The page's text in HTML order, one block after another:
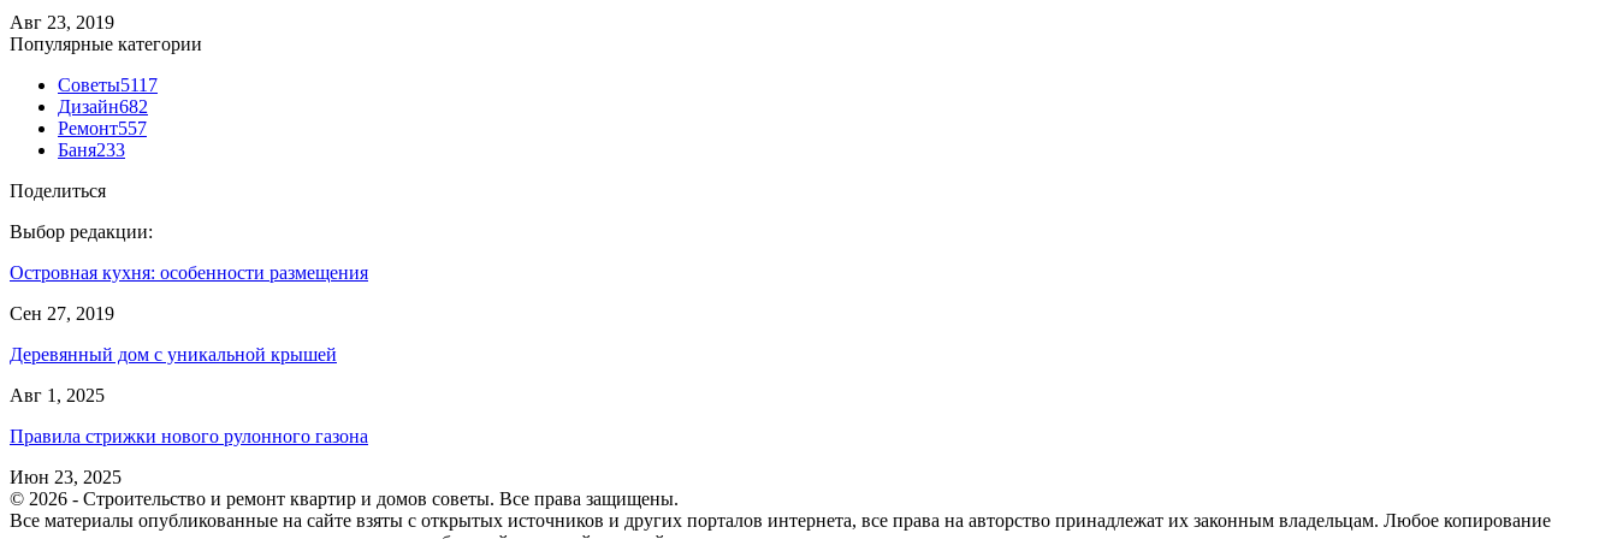
Авг 23, 2019
Популярные категории
Советы5117
Дизайн682
Ремонт557
Баня233
Поделиться
Выбор редакции:
Островная кухня: особенности размещения
Сен 27, 2019
Деревянный дом с уникальной крышей
Авг 1, 2025
Правила стрижки нового рулонного газона
Июн 23, 2025
© 2026 - Строительство и ремонт квартир и домов советы. Все права защищены.
Все материалы опубликованные на сайте взяты с открытых источников и других порталов интернета, все права на авторство принадлежат их законным владельцам. Любое копирование